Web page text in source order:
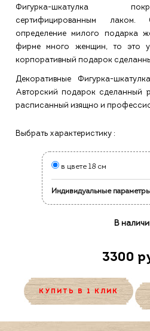
Фигурка-шкатулка
сертифицированным
определение милого подарка
фирме много женщин, то это
корпоративный подарок
Декоративные Фигурка-
Авторский подарок сделанный
расписанный изящно и
Выбрать характеристику :
в цвете 18 см
Индивидуальные
В
3300
КУПИТЬ В 1 КЛИК